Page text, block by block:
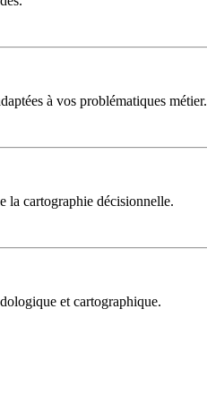
à vos problématiques métier.
la cartographie décisionnelle.
et cartographique.